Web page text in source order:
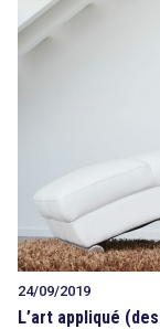
24/09/2019
L’art appliqué